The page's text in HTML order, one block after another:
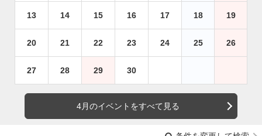
13 14 15 16 17 18 19
20 21 22 23 24 25 26
27 28 29 30
4月のイベントをすべて見る